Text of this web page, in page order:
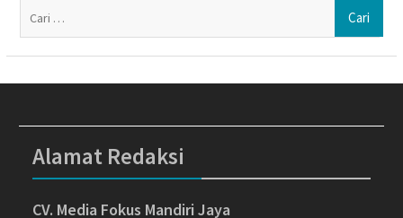
Alamat Redaksi
CV. Media Fokus Mandiri Jaya